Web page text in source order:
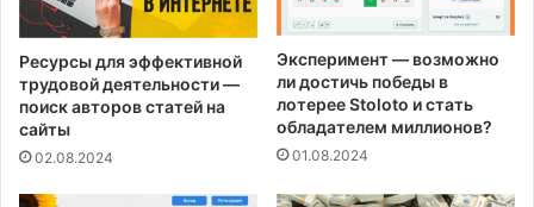
Ресурсы для эффективной
трудовой деятельности —
поиск авторов статей на
сайты
02.08.2024
Эксперимент — возможно
ли достичь победы в
лотерее Stoloto и стать
обладателем миллионов?
01.08.2024